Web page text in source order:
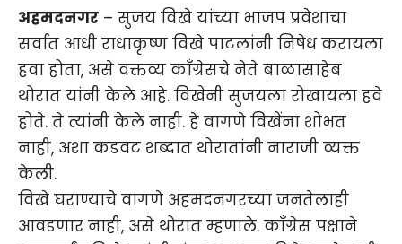
अहमदनगर – सुजय विखे यांच्या भाजप प्रवेशाचा
सर्वात आधी राधाकृष्ण विखे पाटलांनी निषेध करायला
हवा होता, असे वक्तव्य काँग्रेसचे नेते बाळासाहेब
थोरात यांनी केले आहे. विखेंनी सुजयला रोखायला हवे
होते. ते त्यांनी केले नाही. हे वागणे विखेंना शोभत
नाही, अशा कडवट शब्दात थोरातांनी नाराजी व्यक्त
केली.
विखे घराण्याचे वागणे अहमदनगरच्या जनतेलाही
आवडणार नाही, असे थोरात म्हणाले. काँग्रेस पक्षाने